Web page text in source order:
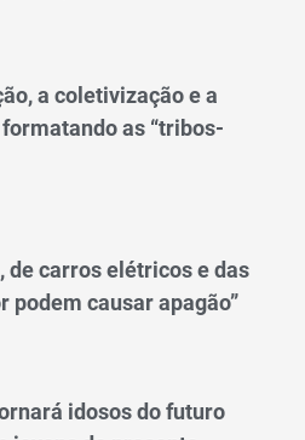
a coletivização e a
as “tribos-
de carros elétricos e das
podem causar apagão”
idosos do futuro